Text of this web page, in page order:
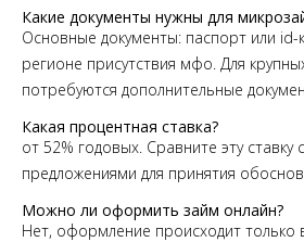
Какие документы нужны для
Основные документы: паспорт или id-
регионе присутствия мфо. Для
потребуются дополнительные
Какая процентная ставка?
от 52% годовых. Сравните эту ставку
предложениями для принятия
Можно ли оформить займ онлайн?
Нет, оформление происходит только